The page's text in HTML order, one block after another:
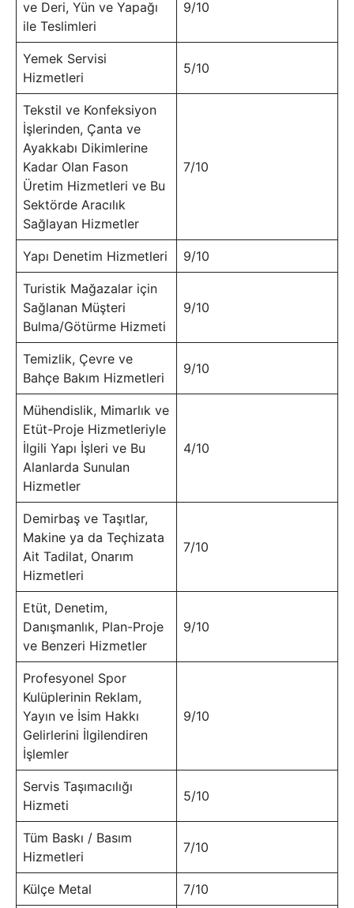
ve Deri, Yün ve Yapağı
ile Teslimleri
9/10
Yemek Servisi
Hizmetleri
5/10
Tekstil ve Konfeksiyon
İşlerinden, Çanta ve
Ayakkabı Dikimlerine
Kadar Olan Fason
Üretim Hizmetleri ve Bu
Sektörde Aracılık
Sağlayan Hizmetler
7/10
Yapı Denetim Hizmetleri 9/10
Turistik Mağazalar için
Sağlanan Müşteri
Bulma/Götürme Hizmeti
9/10
Temizlik, Çevre ve
Bahçe Bakım Hizmetleri
9/10
Mühendislik, Mimarlık ve
Etüt-Proje Hizmetleriyle
İlgili Yapı İşleri ve Bu
Alanlarda Sunulan
Hizmetler
4/10
Demirbaş ve Taşıtlar,
Makine ya da Teçhizata
Ait Tadilat, Onarım
Hizmetleri
7/10
Etüt, Denetim,
Danışmanlık, Plan-Proje
ve Benzeri Hizmetler
9/10
Profesyonel Spor
Kulüplerinin Reklam,
Yayın ve İsim Hakkı
Gelirlerini İlgilendiren
İşlemler
9/10
Servis Taşımacılığı
Hizmeti
5/10
Tüm Baskı / Basım
Hizmetleri
7/10
Külçe Metal 7/10